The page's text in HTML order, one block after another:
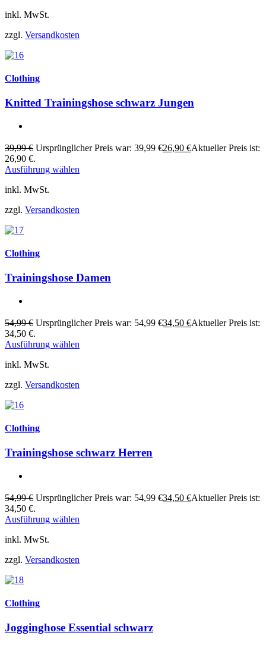
inkl. MwSt.
zzgl. Versandkosten
Clothing
Knitted Trainingshose schwarz Jungen
39,99€ Ursprünglicher Preis war: 39,99 €26,90 €Aktueller Preis ist:
26,90 €.
Ausführung wählen
inkl. MwSt.
zzgl. Versandkosten
Clothing
Trainingshose Damen
54,99€ Ursprünglicher Preis war: 54,99 €34,50 €Aktueller Preis ist:
34,50 €.
Ausführung wählen
inkl. MwSt.
zzgl. Versandkosten
Clothing
Trainingshose schwarz Herren
54,99€ Ursprünglicher Preis war: 54,99 €34,50 €Aktueller Preis ist:
34,50 €.
Ausführung wählen
inkl. MwSt.
zzgl. Versandkosten
Clothing
Jogginghose Essential schwarz